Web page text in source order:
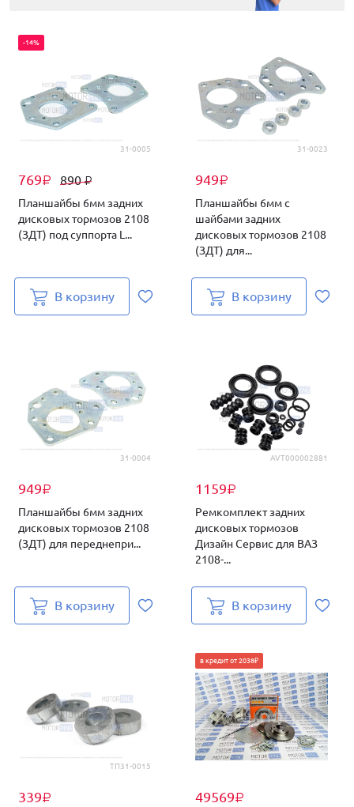
31-0005
769₽ 890₽
-14%
Планшайбы 6мм задних
дисковых тормозов 2108
(ЗДТ) под суппорта L...
В корзину
31-0023
949₽
Планшайбы 6мм с
шайбами задних
дисковых тормозов 2108
(ЗДТ) для...
В корзину
31-0004
949₽
Планшайбы 6мм задних
дисковых тормозов 2108
(ЗДТ) для переднепри...
В корзину
AVT000002881
1159₽
Ремкомплект задних
дисковых тормозов
Дизайн Сервис для ВАЗ
2108-...
В корзину
ТП31-0015
339₽ 49569₽
в кредит от 2038₽